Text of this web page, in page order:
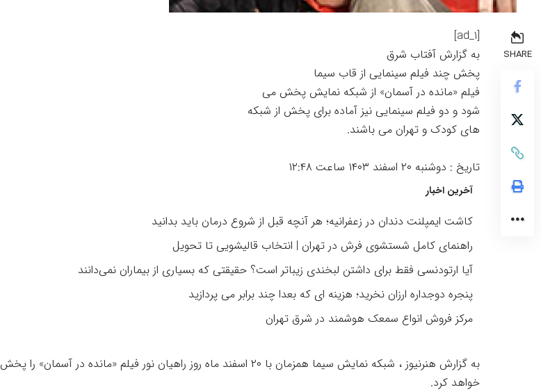
SHARE
[ad_1]
به گزارش آفتاب شرق
پخش چند فیلم سینمایی از قاب سیما
فیلم «مانده در آسمان» از شبکه نمایش پخش می
شود و دو فیلم سینمایی نیز آماده برای پخش از شبکه
های کودک و تهران می باشند.
تاریخ : دوشنبه ۲۰ اسفند ۱۴۰۳ ساعت ۱۲:۴۸
آخرین اخبار
کاشت ایمپلنت دندان در زعفرانیه؛ هر آنچه قبل از شروع درمان باید بدانید
راهنمای کامل شستشوی فرش در تهران | انتخاب قالیشویی تا تحویل
آیا ارتودنسی فقط برای داشتن لبخندی زیباتر است؟ حقیقتی که بسیاری از بیماران نمی‌دانند
پنجره دوجداره ارزان نخرید؛ هزینه ای که بعدا چند برابر می پردازید
مرکز فروش انواع سمعک هوشمند در شرق تهران
به گزارش هنرنیوز ، شبکه نمایش سیما همزمان با ۲۰ اسفند ماه روز راهیان نور فیلم «مانده در آسمان» را پخش
خواهد کرد.